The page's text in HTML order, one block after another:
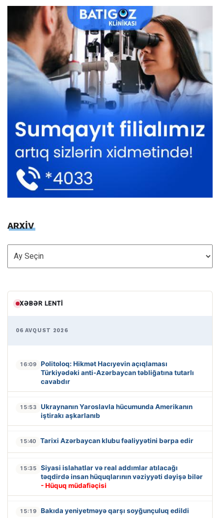
ARXİV
ARXİV
XƏBƏR LENTI
06 AVQUST 2026
16:09
Politoloq: Hikmət Hacıyevin açıqlaması
Türkiyədəki anti-Azərbaycan təbliğatına tutarlı
cavabdır
15:53
Ukraynanın Yaroslavla hücumunda Amerikanın
iştirakı aşkarlanıb
15:40 Tarixi Azərbaycan klubu fəaliyyətini bərpa edir
15:35
Siyasi islahatlar və real addımlar atılacağı
təqdirdə insan hüquqlarının vəziyyəti dəyişə bilər
- Hüquq müdafiəçisi
15:19 Bakıda yeniyetməyə qarşı soyğunçuluq edildi